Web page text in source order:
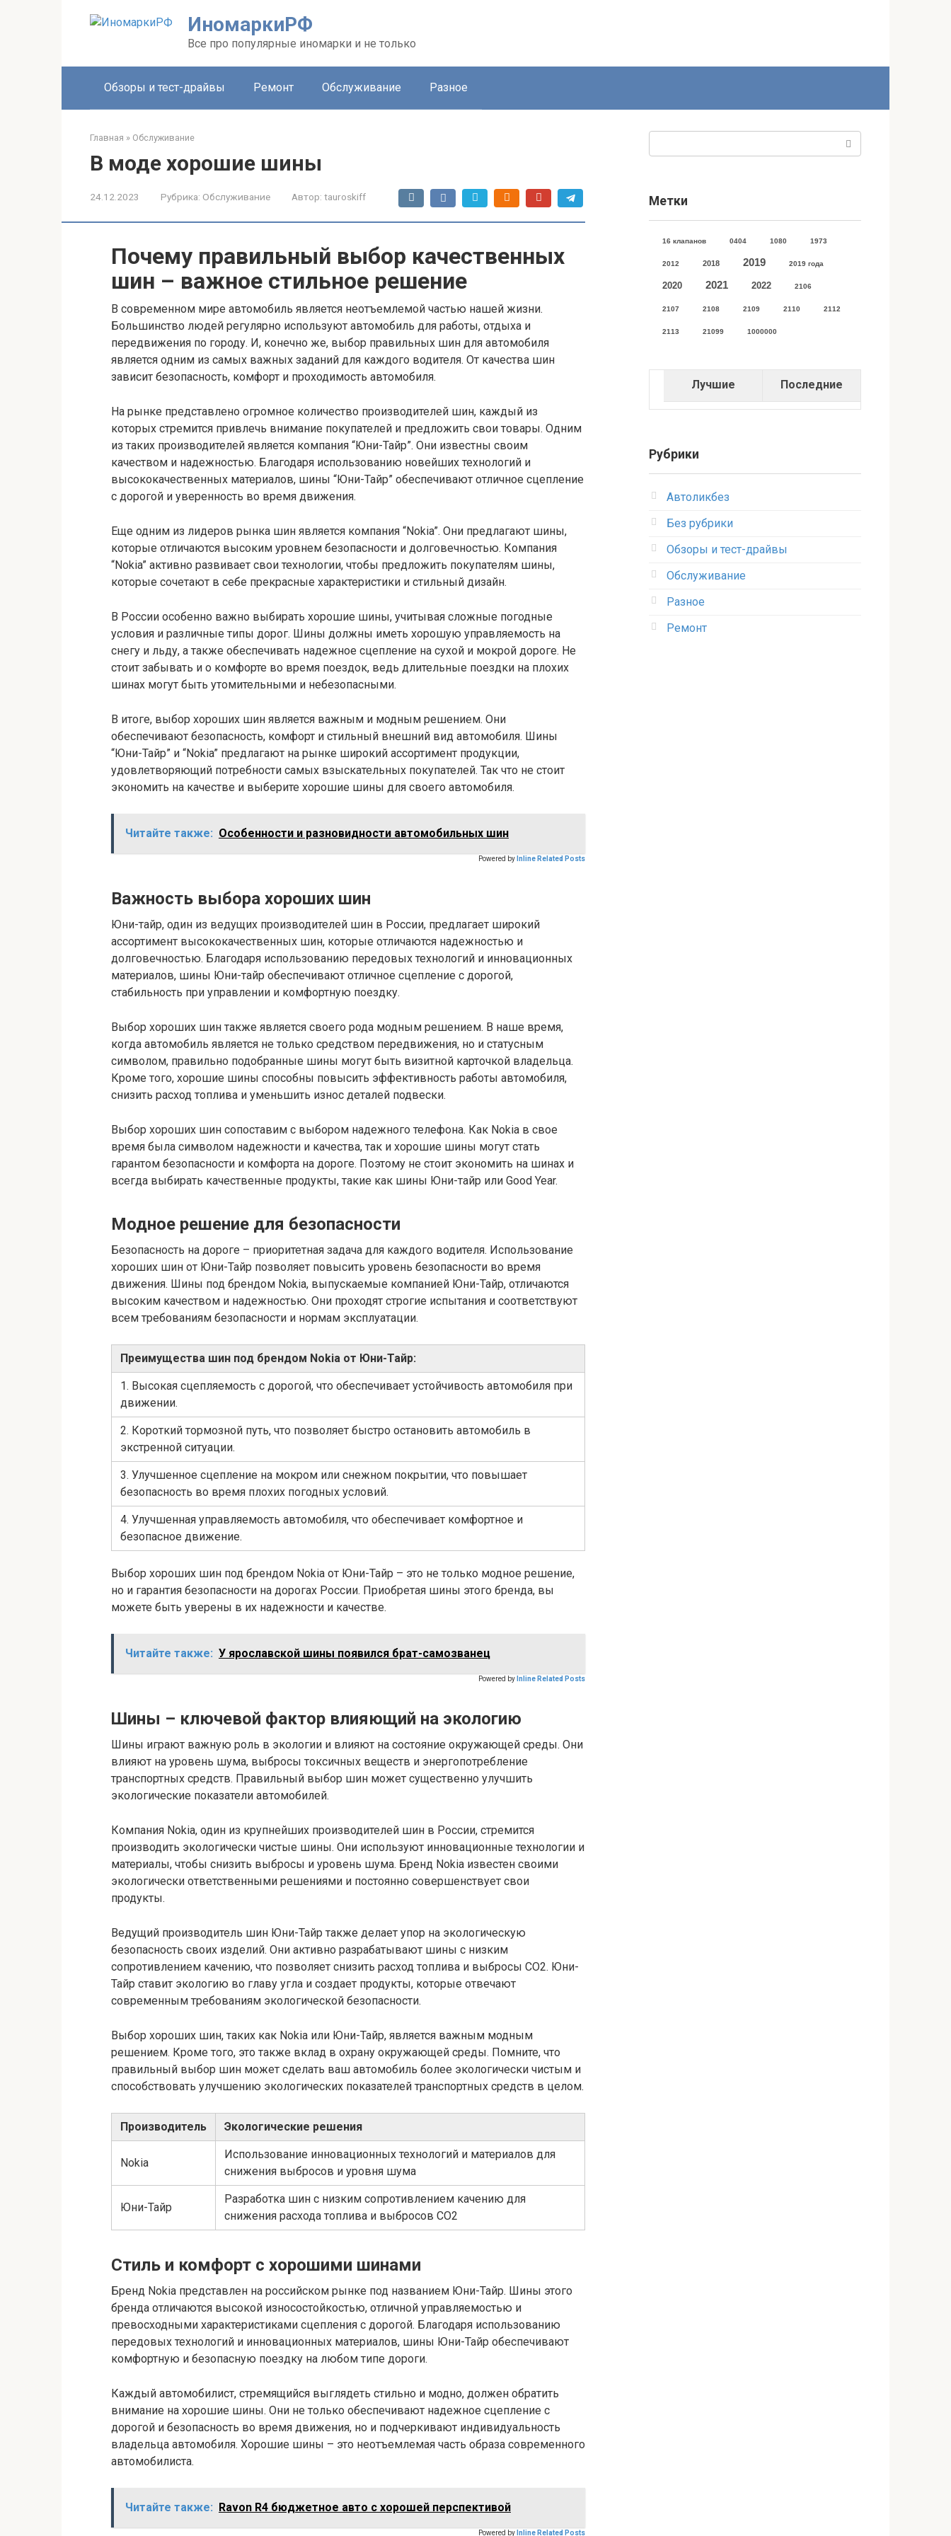
ИномаркиРФ
Все про популярные иномарки и не только
Обзоры и тест-драйвы Ремонт Обслуживание Разное
Главная » Обслуживание
В моде хорошие шины
24.12.2023 Рубрика: Обслуживание Автор: tauroskiff
Почему правильный выбор качественных
шин – важное стильное решение
В современном мире автомобиль является неотъемлемой частью нашей жизни.
Большинство людей регулярно используют автомобиль для работы, отдыха и
передвижения по городу. И, конечно же, выбор правильных шин для автомобиля
является одним из самых важных заданий для каждого водителя. От качества шин
зависит безопасность, комфорт и проходимость автомобиля.
На рынке представлено огромное количество производителей шин, каждый из
которых стремится привлечь внимание покупателей и предложить свои товары. Одним
из таких производителей является компания “Юни-Тайр”. Они известны своим
качеством и надежностью. Благодаря использованию новейших технологий и
высококачественных материалов, шины “Юни-Тайр” обеспечивают отличное сцепление
с дорогой и уверенность во время движения.
Еще одним из лидеров рынка шин является компания “Nokia”. Они предлагают шины,
которые отличаются высоким уровнем безопасности и долговечностью. Компания
“Nokia” активно развивает свои технологии, чтобы предложить покупателям шины,
которые сочетают в себе прекрасные характеристики и стильный дизайн.
В России особенно важно выбирать хорошие шины, учитывая сложные погодные
условия и различные типы дорог. Шины должны иметь хорошую управляемость на
снегу и льду, а также обеспечивать надежное сцепление на сухой и мокрой дороге. Не
стоит забывать и о комфорте во время поездок, ведь длительные поездки на плохих
шинах могут быть утомительными и небезопасными.
В итоге, выбор хороших шин является важным и модным решением. Они
обеспечивают безопасность, комфорт и стильный внешний вид автомобиля. Шины
“Юни-Тайр” и “Nokia” предлагают на рынке широкий ассортимент продукции,
удовлетворяющий потребности самых взыскательных покупателей. Так что не стоит
экономить на качестве и выберите хорошие шины для своего автомобиля.
Читайте также: Особенности и разновидности автомобильных шин
Powered by Inline Related Posts
Важность выбора хороших шин
Юни-тайр, один из ведущих производителей шин в России, предлагает широкий
ассортимент высококачественных шин, которые отличаются надежностью и
долговечностью. Благодаря использованию передовых технологий и инновационных
материалов, шины Юни-тайр обеспечивают отличное сцепление с дорогой,
стабильность при управлении и комфортную поездку.
Выбор хороших шин также является своего рода модным решением. В наше время,
когда автомобиль является не только средством передвижения, но и статусным
символом, правильно подобранные шины могут быть визитной карточкой владельца.
Кроме того, хорошие шины способны повысить эффективность работы автомобиля,
снизить расход топлива и уменьшить износ деталей подвески.
Выбор хороших шин сопоставим с выбором надежного телефона. Как Nokia в свое
время была символом надежности и качества, так и хорошие шины могут стать
гарантом безопасности и комфорта на дороге. Поэтому не стоит экономить на шинах и
всегда выбирать качественные продукты, такие как шины Юни-тайр или Good Year.
Модное решение для безопасности
Безопасность на дороге – приоритетная задача для каждого водителя. Использование
хороших шин от Юни-Тайр позволяет повысить уровень безопасности во время
движения. Шины под брендом Nokia, выпускаемые компанией Юни-Тайр, отличаются
высоким качеством и надежностью. Они проходят строгие испытания и соответствуют
всем требованиям безопасности и нормам эксплуатации.
Преимущества шин под брендом Nokia от Юни-Тайр:
1. Высокая сцепляемость с дорогой, что обеспечивает устойчивость автомобиля при
движении.
2. Короткий тормозной путь, что позволяет быстро остановить автомобиль в
экстренной ситуации.
3. Улучшенное сцепление на мокром или снежном покрытии, что повышает
безопасность во время плохих погодных условий.
4. Улучшенная управляемость автомобиля, что обеспечивает комфортное и
безопасное движение.
Выбор хороших шин под брендом Nokia от Юни-Тайр – это не только модное решение,
но и гарантия безопасности на дорогах России. Приобретая шины этого бренда, вы
можете быть уверены в их надежности и качестве.
Читайте также: У ярославской шины появился брат-самозванец
Powered by Inline Related Posts
Шины – ключевой фактор влияющий на экологию
Шины играют важную роль в экологии и влияют на состояние окружающей среды. Они
влияют на уровень шума, выбросы токсичных веществ и энергопотребление
транспортных средств. Правильный выбор шин может существенно улучшить
экологические показатели автомобилей.
Компания Nokia, один из крупнейших производителей шин в России, стремится
производить экологически чистые шины. Они используют инновационные технологии и
материалы, чтобы снизить выбросы и уровень шума. Бренд Nokia известен своими
экологически ответственными решениями и постоянно совершенствует свои
продукты.
Ведущий производитель шин Юни-Тайр также делает упор на экологическую
безопасность своих изделий. Они активно разрабатывают шины с низким
сопротивлением качению, что позволяет снизить расход топлива и выбросы CO2. Юни-
Тайр ставит экологию во главу угла и создает продукты, которые отвечают
современным требованиям экологической безопасности.
Выбор хороших шин, таких как Nokia или Юни-Тайр, является важным модным
решением. Кроме того, это также вклад в охрану окружающей среды. Помните, что
правильный выбор шин может сделать ваш автомобиль более экологически чистым и
способствовать улучшению экологических показателей транспортных средств в целом.
Производитель Экологические решения
Nokia
Использование инновационных технологий и материалов для
снижения выбросов и уровня шума
Юни-Тайр
Разработка шин с низким сопротивлением качению для
снижения расхода топлива и выбросов CO2
Стиль и комфорт с хорошими шинами
Бренд Nokia представлен на российском рынке под названием Юни-Тайр. Шины этого
бренда отличаются высокой износостойкостью, отличной управляемостью и
превосходными характеристиками сцепления с дорогой. Благодаря использованию
передовых технологий и инновационных материалов, шины Юни-Тайр обеспечивают
комфортную и безопасную поездку на любом типе дороги.
Каждый автомобилист, стремящийся выглядеть стильно и модно, должен обратить
внимание на хорошие шины. Они не только обеспечивают надежное сцепление с
дорогой и безопасность во время движения, но и подчеркивают индивидуальность
владельца автомобиля. Хорошие шины – это неотъемлемая часть образа современного
автомобилиста.
Читайте также: Ravon R4 бюджетное авто с хорошей перспективой
Powered by Inline Related Posts
Метки
16 клапанов 0404 1080 1973
2012 2018 2019 2019 года
2020 2021 2022 2106
2107 2108 2109 2110 2112
2113 21099 1000000
Лучшие Последние
Рубрики
Автоликбез
Без рубрики
Обзоры и тест-драйвы
Обслуживание
Разное
Ремонт